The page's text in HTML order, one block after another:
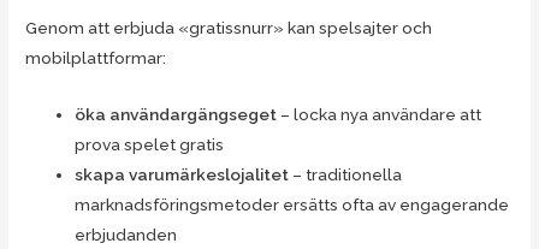
Genom att erbjuda «gratissnurr» kan spelsajter och
mobilplattformar:
öka användargängseget – locka nya användare att
prova spelet gratis
skapa varumärkeslojalitet – traditionella
marknadsföringsmetoder ersätts ofta av engagerande
erbjudanden